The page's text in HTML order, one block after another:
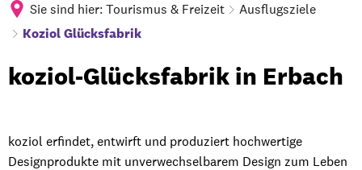
Sie sind hier: Tourismus & Freizeit Ausflugsziele
Koziol Glücksfabrik
Koziol
koziol-Glücksfabrik in Erbach
koziol erfindet, entwirft und produziert hochwertige
Designprodukte mit unverwechselbarem Design zum Leben